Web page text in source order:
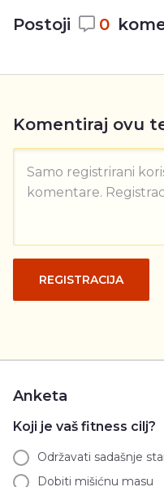
Postoji 0
Komentiraj ovu
Samo registrirani
komentare.
REGISTRACIJA
Anketa
Koji je vaš fitness cilj?
Održavati sadašnje
Dobiti mišićnu masu